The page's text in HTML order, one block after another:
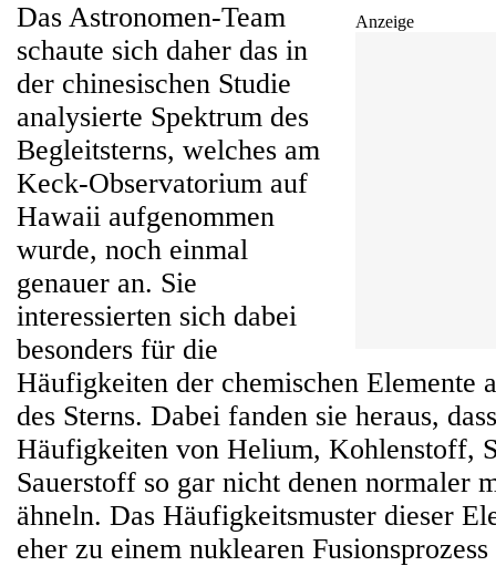
Anzeige
Das Astronomen-Team
schaute sich daher das in
der chinesischen Studie
analysierte Spektrum des
Begleitsterns, welches am
Keck-Observatorium auf
Hawaii aufgenommen
wurde, noch einmal
genauer an. Sie
interessierten sich dabei
besonders für die
Häufigkeiten der chemischen Elemente
des Sterns. Dabei fanden sie heraus,
Häufigkeiten von Helium, Kohlenstoff,
Sauerstoff so gar nicht denen normaler
ähneln. Das Häufigkeitsmuster dieser
eher zu einem nuklearen